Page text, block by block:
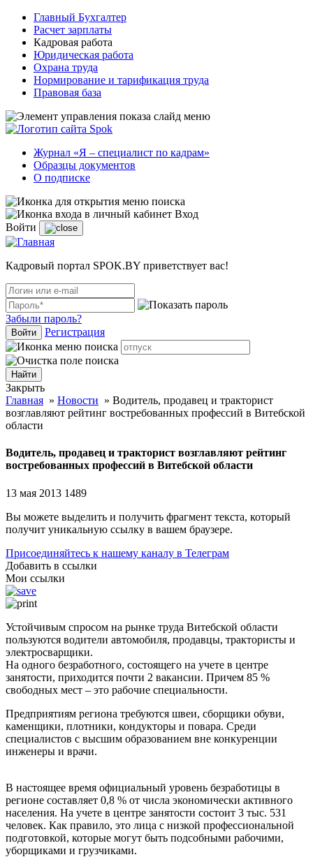
Главный Бухгалтер
Расчет зарплаты
Кадровая работа
Юридическая работа
Охрана труда
Нормирование и тарификация труда
Правовая база
Журнал «Я – специалист по кадрам»
Образцы документов
О подписке
Вход
Войти
Кадровый портал SPOK.BY приветствует вас!
Забыли пароль?
Войти Регистрация
Закрыть
Главная » Новости » Водитель, продавец и тракторист
возглавляют рейтинг востребованных профессий в Витебской
области
Водитель, продавец и тракторист возглавляют рейтинг
востребованных профессий в Витебской области
13 мая 2013 1489
Вы можете выделить и получить фрагмент текста, который
получит уникальную ссылку в вашем браузере.
Присоединяйтесь к нашему каналу в Телеграм
Добавить в ссылки
Мои ссылки
Устойчивым спросом на рынке труда Витебской области
пользуются водители автомобиля, продавцы, трактористы и
электросварщики.
На одного безработного, состоящего на учете в центре
занятости, приходится почти 2 вакансии. Причем 85 %
свободных мест – это рабочие специальности.
Предприятиям региона требуются швеи, сборщики обуви,
каменщики, плотники, кондукторы и повара. Среди
специалистов с высшим образованием вне конкуренции
инженеры и врачи.
В настоящее время официальный уровень безработицы в
регионе составляет 0,8 % от числа экономически активного
населения. На учете в центре занятости состоит 3 тыс. 531
человек. Как правило, это лица с низкой профессиональной
подготовкой, которые могут быть подсобными рабочими,
уборщиками и грузчиками.